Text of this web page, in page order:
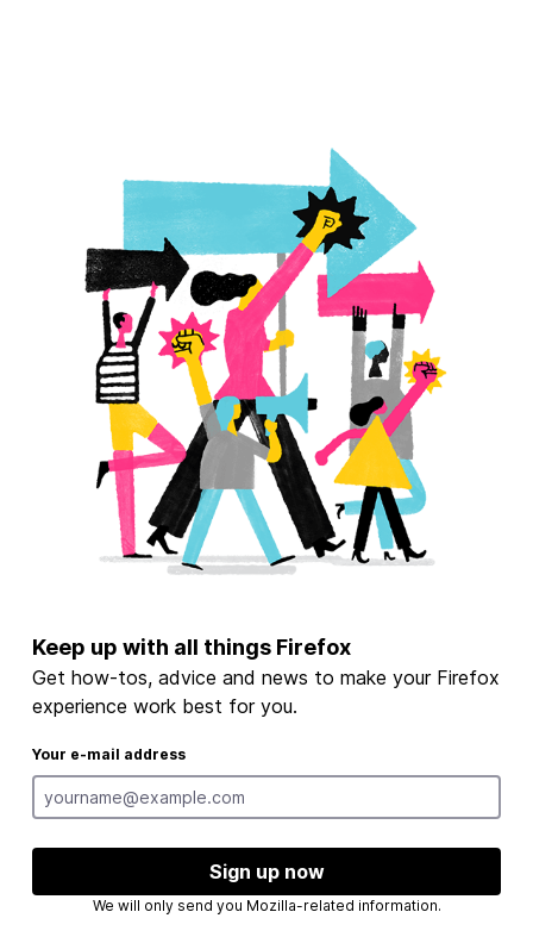
Keep up with all things Firefox
Get how-tos, advice and news to make your Firefox
experience work best for you.
Your e-mail address
Sign up now
We will only send you Mozilla-related information.